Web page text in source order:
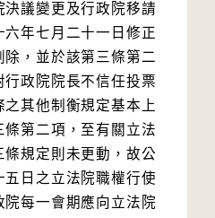
議變更及行政院移請
年七月二十一日修正
，並於該第三條第二
政院院長不信任投票
其他制衡規定基本上
第二項，至有關立法
條規定則未更動，故公
日之立法院職權行使
每一會期應向立法院